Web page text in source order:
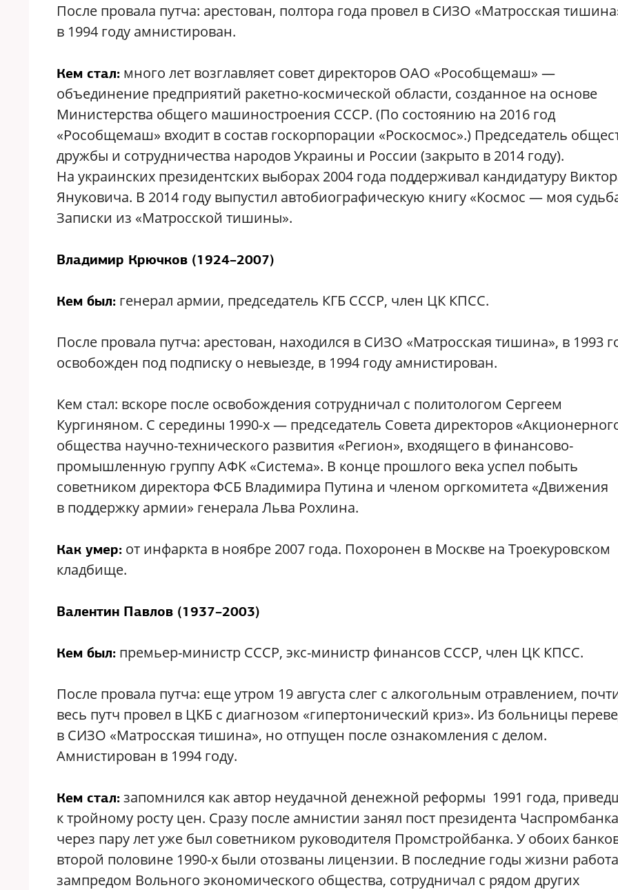
После провала путча: арестован, полтора года провел в СИЗО «Матросская
в 1994 году амнистирован.
Кем стал: много лет возглавляет совет директоров ОАО «Рособщемаш» —
объединение предприятий ракетно-космической области, созданное на основе
Министерства общего машиностроения СССР. (По состоянию на 2016 год
«Рособщемаш» входит в состав госкорпорации «Роскосмос».) Председатель
дружбы и сотрудничества народов Украины и России (закрыто в 2014 году).
На украинских президентских выборах 2004 года поддерживал кандидатуру
Януковича. В 2014 году выпустил автобиографическую книгу «Космос — моя
Записки из «Матросской тишины».
Владимир Крючков (1924–2007)
Кем был: генерал армии, председатель КГБ СССР, член ЦК КПСС.
После провала путча: арестован, находился в СИЗО «Матросская тишина», в 1993
освобожден под подписку о невыезде, в 1994 году амнистирован.
Кем стал: вскоре после освобождения сотрудничал с политологом Сергеем
Кургиняном. С середины 1990-х — председатель Совета директоров
общества научно-технического развития «Регион», входящего в финансово-
промышленную группу АФК «Система». В конце прошлого века успел побыть
советником директора ФСБ Владимира Путина и членом оргкомитета «Движения
в поддержку армии» генерала Льва Рохлина.
Как умер: от инфаркта в ноябре 2007 года. Похоронен в Москве на Троекуровском
кладбище.
Валентин Павлов (1937–2003)
Кем был: премьер-министр СССР, экс-министр финансов СССР, член ЦК КПСС.
После провала путча: еще утром 19 августа слег с алкогольным отравлением,
весь путч провел в ЦКБ с диагнозом «гипертонический криз». Из больницы
в СИЗО «Матросская тишина», но отпущен после ознакомления с делом.
Амнистирован в 1994 году.
Кем стал:запомнился как автор неудачной денежной реформы 1991 года,
к тройному росту цен. Сразу после амнистии занял пост президента
через пару лет уже был советником руководителя Промстройбанка. У обоих
второй половине 1990-х были отозваны лицензии. В последние годы жизни
зампредом Вольного экономического общества, сотрудничал с рядом других